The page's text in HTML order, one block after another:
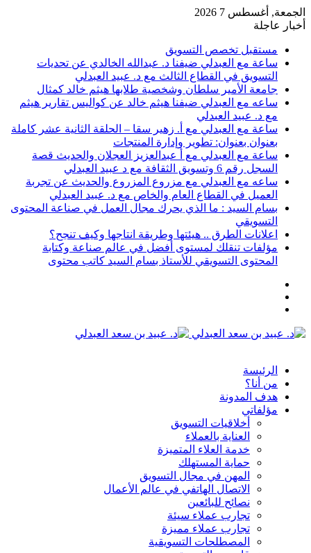
الجمعة, أغسطس 7 2026
أخبار عاجلة
مستقبل تخصص التسويق
ساعة مع العبدلي ضيفنا د. عبدالله الخالدي عن تحديات
التسويق في القطاع الثالث مع د. عبيد العبدلي
جامعة الأمير سلطان وشخصية طلابها هيثم خالد كمثال
ساعه مع العبدلي ضيفنا هيثم خالد عن كواليس تقارير هيثم
مع د. عبيد العبدلي
ساعة مع العبدلي مع أ. زهير سقا – الحلقة الثانية عشر كاملة
بعنوان بعنوان: تطوير وإدارة المنتجات
ساعة مع العبدلي مع أ عبدالعزيز العجلان والحديث قصة
السجل رقم 6 وتسويق الثقافة مع د عبيد العبدلي
ساعه مع العبدلي مع مزروع المزروع والحديث عن تجربة
العميل في القطاع العام والخاص مع د. عبيد العبدلي
بسام السيد : ما الذي يحرك مجال العمل في صناعة المحتوى
التسويقي
اعلانات الطرق .. هيئتها وطريقة انتاجها وكيف تنجح؟
مؤلفات تنقلك لمستوى أفضل في عالم صناعة وكتابة
المحتوى التسويقي للأستاذ بسام السيد كاتب محتوى
القائمة
الرئيسة
من أنا؟
هدف المدونة
مؤلفاتي
أخلاقيات التسويق
العناية بالعملاء
خدمة العلاء المتميزة
حماية المستهلك
المهن في مجال التسويق
الاتصال الهاتفي في عالم الأعمال
نصائح للبائعين
تجارب عملاء سيئة
تجارب عملاء مميزة
المصطلحات التسويقية